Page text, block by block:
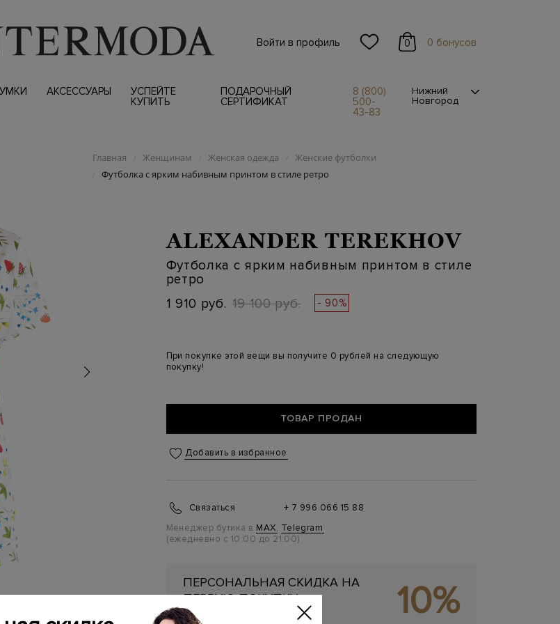
Войти в профиль 0 0 бонусов
АКСЕССУАРЫ
УСПЕЙТЕ
КУПИТЬ
ПОДАРОЧНЫЙ
СЕРТИФИКАТ
8 (800)
500-
43-83
Нижний
Новгород
Главная / Женщинам / Женская одежда / Женские футболки
/ Футболка с ярким набивным принтом в стиле ретро
ALEXANDER TEREKHOV
Футболка с ярким набивным принтом в стиле
ретро
1 910 руб. 19 100 руб. - 90%
При покупке этой вещи вы получите 0 рублей на следующую
покупку!
ТОВАР ПРОДАН
Добавить в избранное
Связаться
+ 7 996 066 15 88
Менеджер бутика в MAX, Telegram
(ежедневно с 10:00 до 21:00)
ПЕРСОНАЛЬНАЯ СКИДКА НА
ПЕРВУЮ ПОКУПКУ
Подробнее 10%